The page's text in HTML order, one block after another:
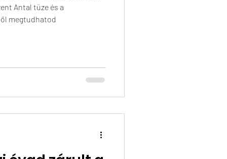
Antal tüze és a
megtudhatod